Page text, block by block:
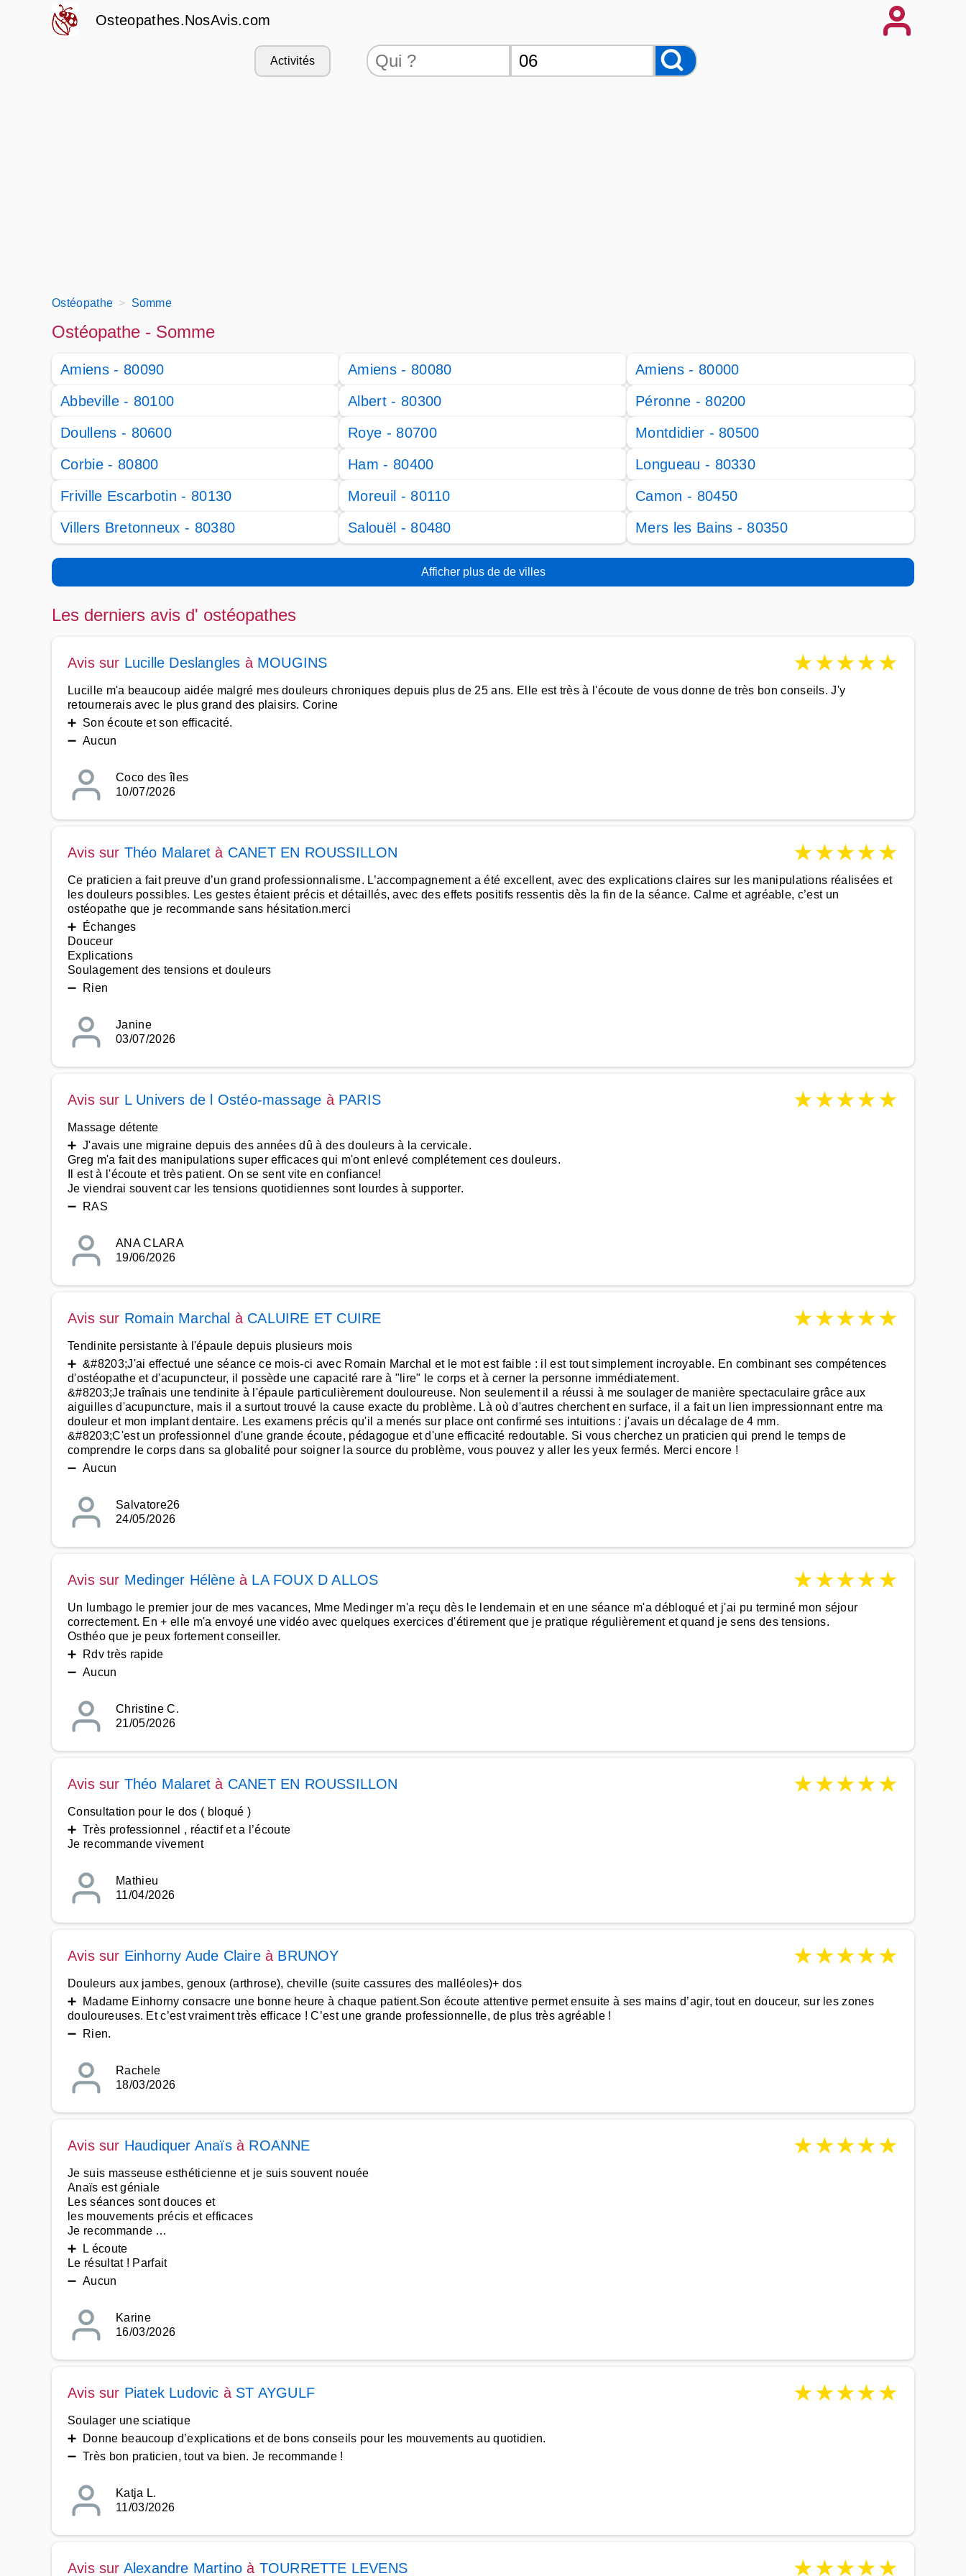
Osteopathes.NosAvis.com
Activités
Ostéopathe Somme
Ostéopathe - Somme
Amiens - 80090 Amiens - 80080
Amiens - 80000
Abbeville - 80100
Albert - 80300
Péronne - 80200
Doullens - 80600
Roye - 80700
Montdidier - 80500
Corbie - 80800
Ham - 80400
Longueau - 80330
Friville Escarbotin - 80130
Moreuil - 80110
Camon - 80450
Villers Bretonneux - 80380
Salouël - 80480 Mers les Bains - 80350
Afficher plus de de villes
Les derniers avis d' ostéopathes
Avis sur Lucille Deslangles à MOUGINS ★★★★★
Lucille m'a beaucoup aidée malgré mes douleurs chroniques depuis plus de 25 ans. Elle est très à l'écoute de vous donne de très bon conseils. J'y
retournerais avec le plus grand des plaisirs. Corine
➕ Son écoute et son efficacité.
➖ Aucun
Coco des îles
10/07/2026
Avis sur Théo Malaret à CANET EN ROUSSILLON ★★★★★
Ce praticien a fait preuve d’un grand professionnalisme. L’accompagnement a été excellent, avec des explications claires sur les manipulations réalisées et
les douleurs possibles. Les gestes étaient précis et détaillés, avec des effets positifs ressentis dès la fin de la séance. Calme et agréable, c’est un
ostéopathe que je recommande sans hésitation.merci
➕ Échanges
Douceur
Explications
Soulagement des tensions et douleurs
➖ Rien
Janine
03/07/2026
Avis sur L Univers de l Ostéo-massage à PARIS ★★★★★
Massage détente
➕ J'avais une migraine depuis des années dû à des douleurs à la cervicale.
Greg m'a fait des manipulations super efficaces qui m'ont enlevé complétement ces douleurs.
Il est à l'écoute et très patient. On se sent vite en confiance!
Je viendrai souvent car les tensions quotidiennes sont lourdes à supporter.
➖ RAS
ANA CLARA
19/06/2026
Avis sur Romain Marchal à CALUIRE ET CUIRE ★★★★★
Tendinite persistante à l'épaule depuis plusieurs mois
➕ &#8203;J'ai effectué une séance ce mois-ci avec Romain Marchal et le mot est faible : il est tout simplement incroyable. En combinant ses compétences
d'ostéopathe et d'acupuncteur, il possède une capacité rare à "lire" le corps et à cerner la personne immédiatement.
&#8203;Je traînais une tendinite à l'épaule particulièrement douloureuse. Non seulement il a réussi à me soulager de manière spectaculaire grâce aux
aiguilles d'acupuncture, mais il a surtout trouvé la cause exacte du problème. Là où d'autres cherchent en surface, il a fait un lien impressionnant entre ma
douleur et mon implant dentaire. Les examens précis qu'il a menés sur place ont confirmé ses intuitions : j'avais un décalage de 4 mm.
&#8203;C'est un professionnel d'une grande écoute, pédagogue et d'une efficacité redoutable. Si vous cherchez un praticien qui prend le temps de
comprendre le corps dans sa globalité pour soigner la source du problème, vous pouvez y aller les yeux fermés. Merci encore !
➖ Aucun
Salvatore26
24/05/2026
Avis sur Medinger Hélèneà LA FOUX D ALLOS ★★★★★
Un lumbago le premier jour de mes vacances, Mme Medinger m'a reçu dès le lendemain et en une séance m'a débloqué et j'ai pu terminé mon séjour
correctement. En + elle m'a envoyé une vidéo avec quelques exercices d'étirement que je pratique régulièrement et quand je sens des tensions.
Osthéo que je peux fortement conseiller.
➕ Rdv très rapide
➖ Aucun
Christine C.
21/05/2026
Avis sur Théo Malaret à CANET EN ROUSSILLON ★★★★★
Consultation pour le dos ( bloqué )
➕ Très professionnel , réactif et a l’écoute
Je recommande vivement
Mathieu
11/04/2026
Avis sur Einhorny Aude Claireà BRUNOY ★★★★★
Douleurs aux jambes, genoux (arthrose), cheville (suite cassures des malléoles)+ dos
➕ Madame Einhorny consacre une bonne heure à chaque patient.Son écoute attentive permet ensuite à ses mains d’agir, tout en douceur, sur les zones
douloureuses. Et c’est vraiment très efficace ! C’est une grande professionnelle, de plus très agréable !
➖ Rien.
Rachele
18/03/2026
Avis sur Haudiquer Anaïsà ROANNE ★★★★★
Je suis masseuse esthéticienne et je suis souvent nouée
Anaïs est géniale
Les séances sont douces et
les mouvements précis et efficaces
Je recommande …
➕ L écoute
Le résultat ! Parfait
➖ Aucun
Karine
16/03/2026
Avis sur Piatek Ludovic à ST AYGULF ★★★★★
Soulager une sciatique
➕ Donne beaucoup d’explications et de bons conseils pour les mouvements au quotidien.
➖ Très bon praticien, tout va bien. Je recommande !
Katja L.
11/03/2026
Avis sur Alexandre Martino à TOURRETTE LEVENS ★★★★★